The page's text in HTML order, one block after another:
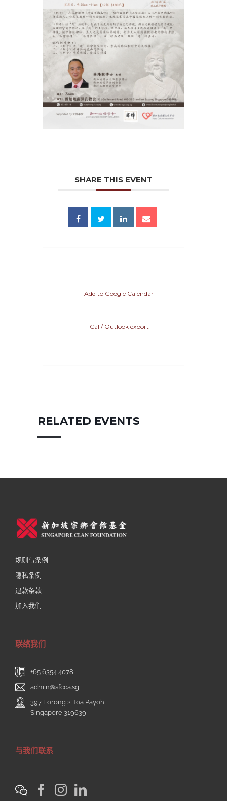
SHARE THIS EVENT
+ Add to Google Calendar
+ iCal / Outlook export
RELATED EVENTS
规则与条例
隐私条例
退款条款
加入我们
联络我们
+65 6354 4078
admin@sfcca.sg
397 Lorong 2 Toa Payoh
Singapore 319639
与我们联系